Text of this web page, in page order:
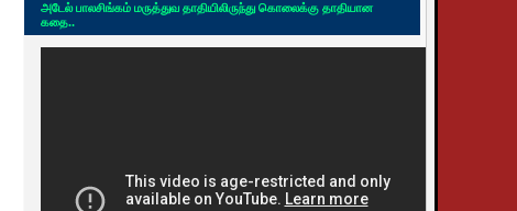
அடேல் பாலசிங்கம் மருத்துவ தாதியிலிருந்து கொலைக்கு தாதியான
கதை..